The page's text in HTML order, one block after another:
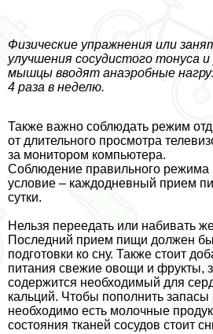
Физические упражнения или
улучшения сосудистого тонуса и
мышцы вводят анаэробные
4 раза в неделю.
Также важно соблюдать режим
от длительного просмотра
за монитором компьютера.
Соблюдение правильного режима
условие – каждодневный прием
сутки.
Нельзя переедать или набивать
Последний прием пищи должен
подготовки ко сну. Также стоит
питания свежие овощи и фрукты,
содержится необходимый для
кальций. Чтобы пополнить запасы
необходимо есть молочные
состояния тканей сосудов стоит